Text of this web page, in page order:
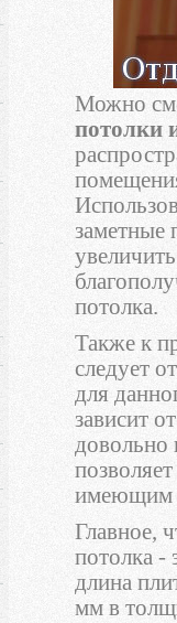
Можно
потолки
заметные
потолка.
Также к
следует
для
зависит
довольно
имеющим
Главное,
потолка -
длина
мм в